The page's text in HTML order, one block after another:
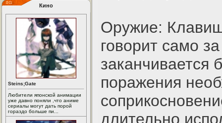
Кино
Steins;Gate
Любители японской анимации
уже давно поняли ,что аниме
сериалы могут дать порой
гораздо больше пи...
Оружие:
говорит само
заканчивается
поражения
длительно